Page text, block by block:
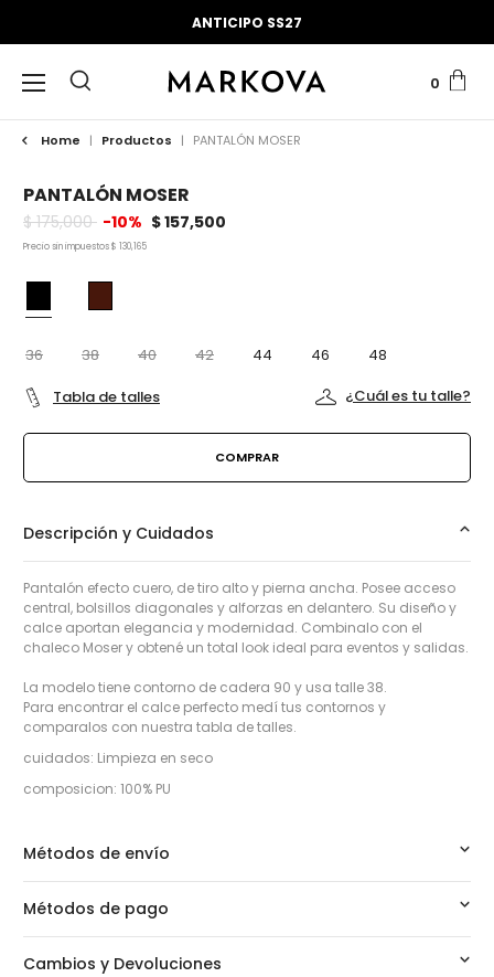
ANTICIPO SS27
0
Home | Productos | PANTALÓN MOSER
PANTALÓN MOSER
$ 175,000 -10% $ 157,500
Precio sin impuestos$ 130,165
36 38 40 42 44 46
48
Tabla de talles
¿Cuál es tu talle?
Descripción y Cuidados
Pantalón efecto cuero, de tiro alto y pierna ancha. Posee acceso
central, bolsillos diagonales y alforzas en delantero. Su diseño y
calce aportan elegancia y modernidad. Combinalo con el
chaleco Moser y obtené un total look ideal para eventos y salidas.
La modelo tiene contorno de cadera 90 y usa talle 38.
Para encontrar el calce perfecto medí tus contornos y
comparalos con nuestra tabla de talles.
cuidados: Limpieza en seco
composicion: 100% PU
Métodos de envío
Métodos de pago
Cambios y Devoluciones